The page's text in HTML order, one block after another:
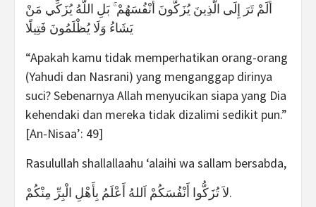
أَلَمْ تَرَ إِلَى الَّذِينَ يُزَكُّونَ أَنْفُسَهُمْ ۚ بَلِ اللَّهُ يُزَكِّي مَنْ
يَشَاءُ وَلَا يُظْلَمُونَ فَتِيلًا
“Apakah kamu tidak memperhatikan orang-orang
(Yahudi dan Nasrani) yang menganggap dirinya
suci? Sebenarnya Allah menyucikan siapa yang Dia
kehendaki dan mereka tidak dizalimi sedikit pun.”
[An-Nisaa’: 49]
Rasulullah shallallaahu ‘alaihi wa sallam bersabda,
لاَ تُزَكُّوا أَنْفُسَكُمْ اَللهُ أَعْلَمُ بِأَهْلِ الْبِرِّ مِنْكُمْ.